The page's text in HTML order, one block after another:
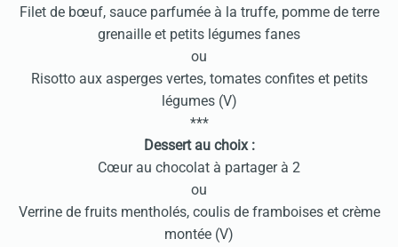
Filet de bœuf, sauce parfumée à la truffe, pomme de terre
grenaille et petits légumes fanes
ou
Risotto aux asperges vertes, tomates confites et petits
légumes (V)
***
Dessert au choix :
Cœur au chocolat à partager à 2
ou
Verrine de fruits mentholés, coulis de framboises et crème
montée (V)